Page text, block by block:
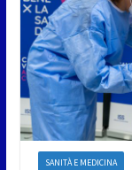
SANITÀ E MEDICINA